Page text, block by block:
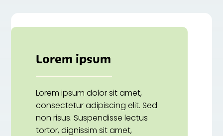
Lorem ipsum
Lorem ipsum dolor sit amet,
consectetur adipiscing elit. Sed
non risus. Suspendisse lectus
tortor, dignissim sit amet,